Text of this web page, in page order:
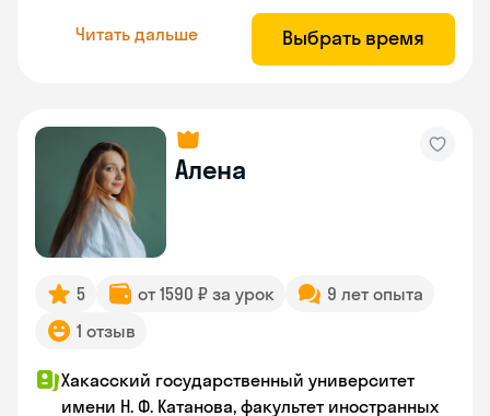
Читать дальше Выбрать время
Алена
5 от 1590 ₽ за урок
9 лет опыта
1 отзыв
Хакасский государственный университет
имени Н. Ф. Катанова, факультет иностранных